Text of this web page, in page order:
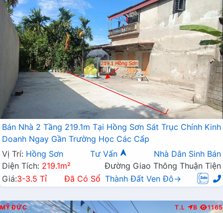
Bán Nhà 2 Tầng 219.1m Tại Hồng Sơn Sát Trục Chính Kinh
Doanh Ngay Gần Trường Học Các Cấp
Vị Trí: Hồng Sơn Tư Vấn
Nhà Dân Sinh Bán
Diện Tích: 219.1m²
Đường Giao Thông Thuận Tiện
Giá:3-3.5 Tỉ Đã Có Sổ Thành Đất Ven Đô→
MỸ ĐỨC T.L B 1165